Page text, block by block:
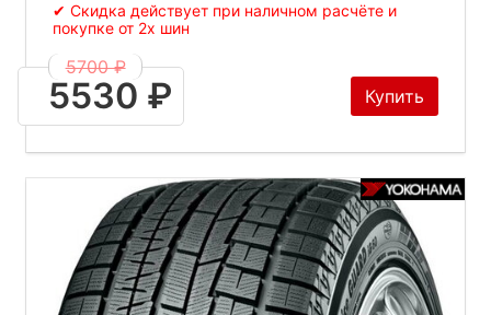
✔ Скидка действует при наличном расчёте и
покупке от 2х шин
5700 ₽
5530 ₽ Купить